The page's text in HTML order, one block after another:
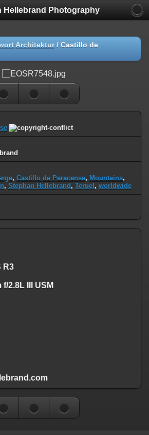
Hellebrand Photography
Architektur/ Castillo de
, Castillo de Peracense, Mountains,
, Stephan Hellebrand , Teruel , worldwide
R3
f/2.8L III USM